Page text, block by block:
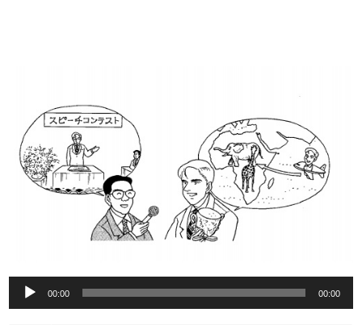
Audio
Player
00:00 00:00